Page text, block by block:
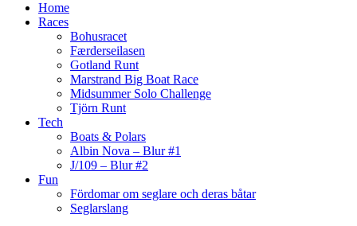
Home
Races
Bohusracet
Færderseilasen
Gotland Runt
Marstrand Big Boat Race
Midsummer Solo Challenge
Tjörn Runt
Tech
Boats & Polars
Albin Nova – Blur #1
J/109 – Blur #2
Fun
Fördomar om seglare och deras båtar
Seglarslang